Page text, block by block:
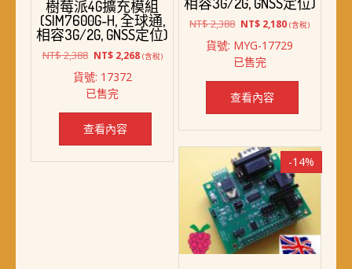
相容3G/2G, GNSS定位)
NT$2,388 原
價
格：
NT$ 2,388。
NT$ 2,180目
價
NT$ 2,180。
(含稅)
貨號: MYG-17729
已售完
查看內容
樹莓派4G擴充模組
(SIM7600G-H, 全球通,
相容3G/2G, GNSS定位)
NT$2,388 原
價
格：
NT$ 2,388。
NT$2,268目
NT$ 2,268。
(含稅)
貨號: 17372
已售完
查看內容
-14%